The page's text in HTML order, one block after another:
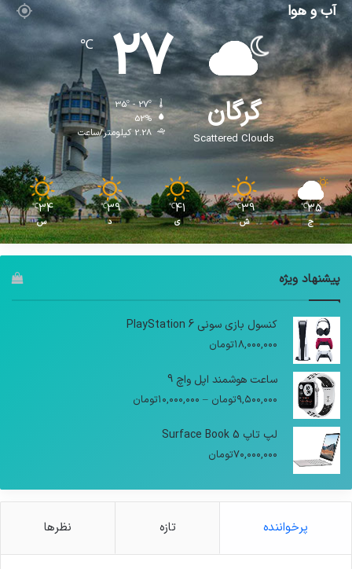
آب و هوا
گرگان
Scattered Clouds
27
℃
35º - 27º
52%
2.28 کیلومتر/ساعت
35
℃
ج
39
℃
ش
41
℃
ی
39
℃
د
34
℃
س
پیشنهاد ویژه
کنسول بازی سونی PlayStation 6
۱۸,۰۰۰,۰۰۰تومان
ساعت هوشمند اپل واچ 9
۹,۵۰۰,۰۰۰تومان – ۱۰,۰۰۰,۰۰۰تومان
لپ تاپ Surface Book 5
۷۰,۰۰۰,۰۰۰تومان
پرخواننده تازه نظرها